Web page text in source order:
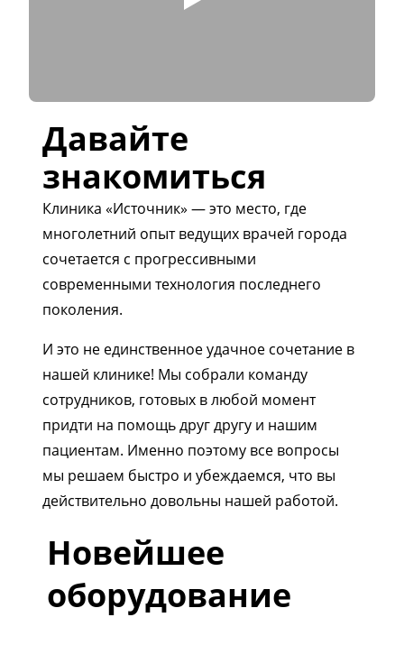
Давайте
знакомиться
Клиника «Источник» — это место, где
многолетний опыт ведущих врачей города
сочетается с прогрессивными
современными технология последнего
поколения.
И это не единственное удачное сочетание в
нашей клинике! Мы собрали команду
сотрудников, готовых в любой момент
придти на помощь друг другу и нашим
пациентам. Именно поэтому все вопросы
мы решаем быстро и убеждаемся, что вы
действительно довольны нашей работой.
Новейшее
оборудование